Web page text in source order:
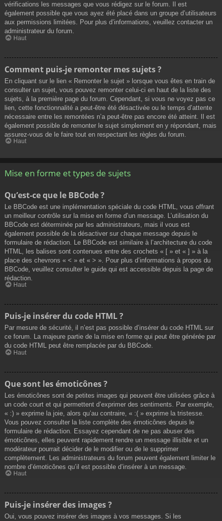
vérifications les messages que vous rédigez sur le forum. Il est
également possible que vous ayez été placé dans un groupe d’utilisateurs
aux permissions limitées. Pour plus d’informations, veuillez contacter un
administrateur du forum.
Haut
Comment puis-je remonter mes sujets ?
En cliquant sur le lien « Remonter le sujet » lorsque vous êtes en train de
consulter un sujet, vous pouvez remonter celui-ci en haut de la liste des
sujets, à la première page du forum. Cependant, si vous ne voyez pas ce
lien, cette fonctionnalité a peut-être été désactivée ou le temps d’attente
nécessaire entre les remontées n’a peut-être pas encore été atteint. Il est
également possible de remonter le sujet simplement en y répondant, mais
assurez-vous de le faire tout en respectant les règles du forum.
Haut
Mise en forme et types de sujets
Qu’est-ce que le BBCode ?
Le BBCode est une implémentation spéciale du code HTML, vous offrant
un meilleur contrôle sur la mise en forme d’un message. L’utilisation du
BBCode est déterminée par les administrateurs, mais il vous est
également possible de la désactiver sur chaque message depuis le
formulaire de rédaction. Le BBCode est similaire à l’architecture du code
HTML, les balises sont contenues entre des crochets « [ » et « ] » à la
place des chevrons « < » et « > ». Pour plus d’informations à propos du
BBCode, veuillez consulter le guide qui est accessible depuis la page de
rédaction.
Haut
Puis-je insérer du code HTML ?
Par mesure de sécurité, il n’est pas possible d’insérer du code HTML sur
ce forum. La majeure partie de la mise en forme qui peut être générée par
du code HTML peut être remplacée par du BBCode.
Haut
Que sont les émoticônes ?
Les émoticônes sont de petites images qui peuvent être utilisées grâce à
un code court et qui permettent d’exprimer des sentiments. Par exemple,
« :) » exprime la joie, alors qu’au contraire, « :( » exprime la tristesse.
Vous pouvez consulter la liste complète des émoticônes depuis le
formulaire de rédaction. Essayez cependant de ne pas abuser des
émoticônes, elles peuvent rapidement rendre un message illisible et un
modérateur pourrait décider de le modifier ou de le supprimer
complètement. Les administrateurs du forum peuvent également limiter le
nombre d’émoticônes qu’il est possible d’insérer à un message.
Haut
Puis-je insérer des images ?
Oui, vous pouvez insérer des images à vos messages. Si les